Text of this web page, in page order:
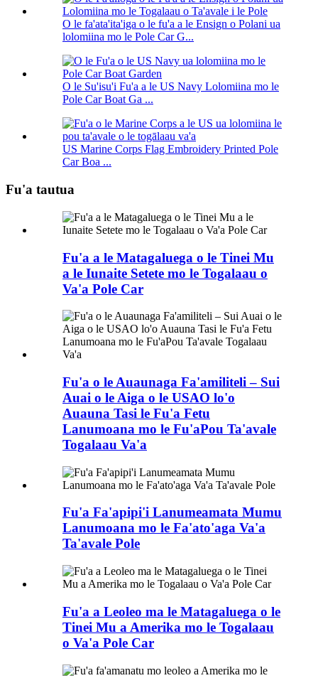
O le fa'ata'ita'iga o le fu'a a le Ensign o Polani ua
lolomiina mo le Pole Car G...
O le Su'isu'i Fu'a a le US Navy Lolomiina mo le
Pole Car Boat Ga ...
US Marine Corps Flag Embroidery Printed Pole
Car Boa ...
Fu'a tautua
Fu'a a le Matagaluega o le Tinei Mu
a le Iunaite Setete mo le Togalaau o
Va'a Pole Car
Fu'a o le Auaunaga Fa'amiliteli – Sui
Auai o le Aiga o le USAO lo'o
Auauna Tasi le Fu'a Fetu
Lanumoana mo le Fu'aPou Ta'avale
Togalaau Va'a
Fu'a Fa'apipi'i Lanumeamata Mumu
Lanumoana mo le Fa'ato'aga Va'a
Ta'avale Pole
Fu'a a Leoleo ma le Matagaluega o le
Tinei Mu a Amerika mo le Togalaau
o Va'a Pole Car